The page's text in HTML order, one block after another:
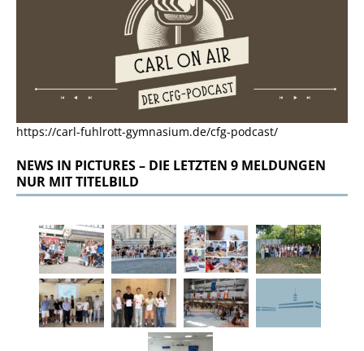
https://carl-fuhlrott-gymnasium.de/cfg-podcast/
NEWS IN PICTURES – DIE LETZTEN 9 MELDUNGEN
NUR MIT TITELBILD